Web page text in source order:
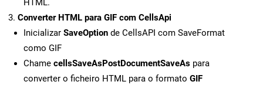
HTML.
Converter HTML para GIF com CellsApi
Inicializar SaveOption de CellsAPI com SaveFormat
como GIF
Chame cellsSaveAsPostDocumentSaveAs para
converter o ficheiro HTML para o formato GIF